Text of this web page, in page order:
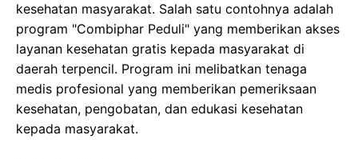
kesehatan masyarakat. Salah satu contohnya adalah
program "Combiphar Peduli" yang memberikan akses
layanan kesehatan gratis kepada masyarakat di
daerah terpencil. Program ini melibatkan tenaga
medis profesional yang memberikan pemeriksaan
kesehatan, pengobatan, dan edukasi kesehatan
kepada masyarakat.